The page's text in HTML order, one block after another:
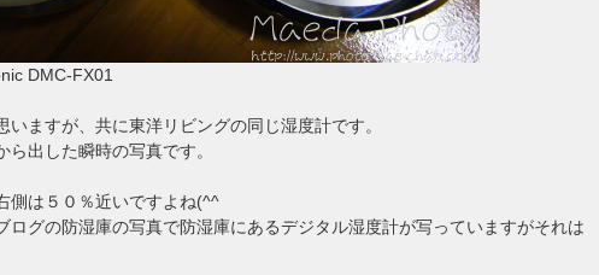
DMC-FX01
いますが、共に東洋リビングの同じ湿度計です。
ら出した瞬時の写真です。
側は５０％近いですよね(^^ゞ
ログの防湿庫の写真で防湿庫にあるデジタル湿度計が写っていますがそれは